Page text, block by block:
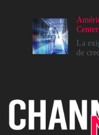
La
de